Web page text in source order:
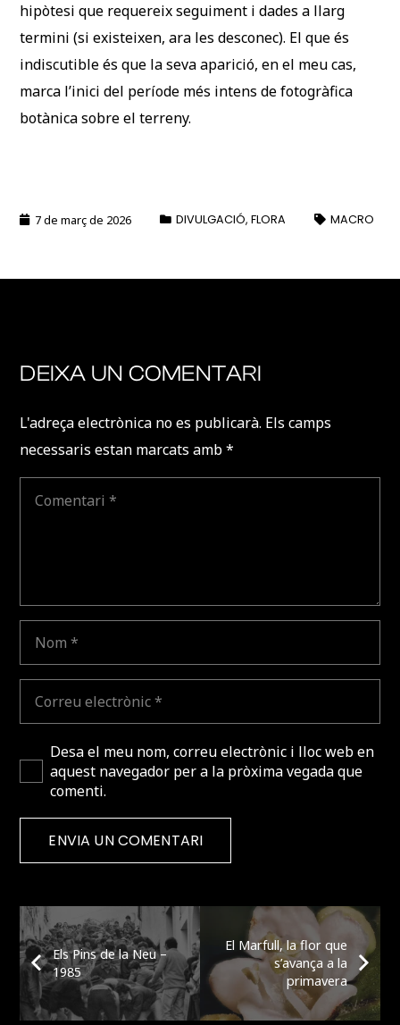
hipòtesi que requereix seguiment i dades a llarg
termini (si existeixen, ara les desconec). El que és
indiscutible és que la seva aparició, en el meu cas,
marca l’inici del període més intens de fotogràfica
botànica sobre el terreny.
7 de març de 2026 DIVULGACIÓ, FLORA MACRO
DEIXA UN COMENTARI
L'adreça electrònica no es publicarà. Els camps
necessaris estan marcats amb*
Desa el meu nom, correu electrònic i lloc web en
aquest navegador per a la pròxima vegada que
comenti.
ENVIA UN COMENTARI
Els Pins de la Neu –
1985
El Marfull, la flor que
s’avança a la
primavera